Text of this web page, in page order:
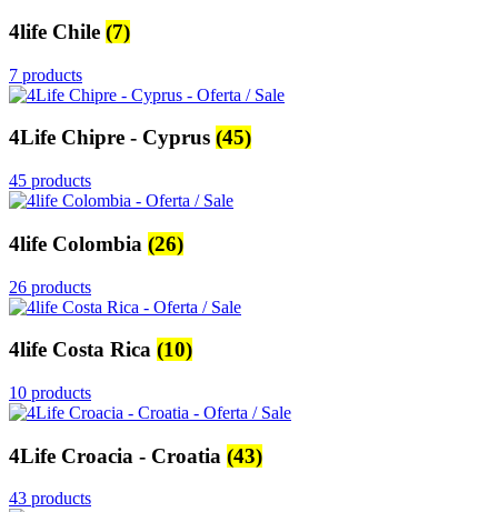
4life Chile (7)
7 products
4Life Chipre - Cyprus (45)
45 products
4life Colombia (26)
26 products
4life Costa Rica (10)
10 products
4Life Croacia - Croatia (43)
43 products